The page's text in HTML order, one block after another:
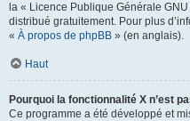
la « Licence Publique Générale
distribué gratuitement. Pour plus
« À propos de phpBB » (en anglais).
Haut
Pourquoi la fonctionnalité X n’est
Ce programme a été développé et